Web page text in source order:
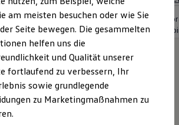
& Service
Special
Pflege & Inspektion
anfragen
Vorteile bei Volkswagen Nutzfahrzeuge
Service
& Reifen Service
am meisten besuchen oder wie Sie
Seite bewegen. Die gesammelten
helfen uns die
und Qualität unserer
fortlaufend zu verbessern, Ihr
sowie grundlegende
zu Marketingmaßnahmen zu